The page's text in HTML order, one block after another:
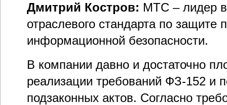
Дмитрий Костров: МТС – лидер
отраслевого стандарта по защите
информационной безопасности.
В компании давно и достаточно
реализации требований ФЗ-152 и
подзаконных актов. Согласно